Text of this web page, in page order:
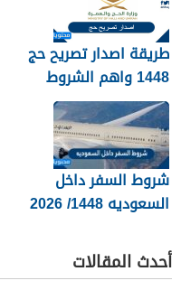
طريقة اصدار تصريح حج
1448 واهم الشروط
المطلوبة بالتفصيل
شروط السفر داخل
السعوديه 1448/ 2026
أحدث المقالات